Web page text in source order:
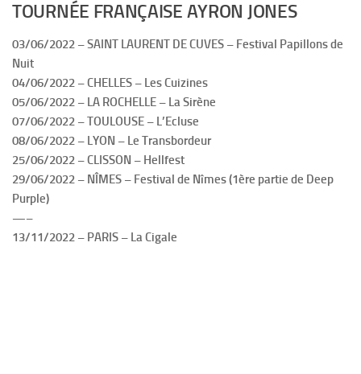
TOURNÉE FRANÇAISE AYRON JONES
03/06/2022 – SAINT LAURENT DE CUVES – Festival Papillons de
Nuit
04/06/2022 – CHELLES – Les Cuizines
05/06/2022 – LA ROCHELLE – La Sirène
07/06/2022 – TOULOUSE – L’Ecluse
08/06/2022 – LYON – Le Transbordeur
25/06/2022 – CLISSON – Hellfest
29/06/2022 – NÎMES – Festival de Nîmes (1ère partie de Deep
Purple)
—–
13/11/2022 – PARIS – La Cigale